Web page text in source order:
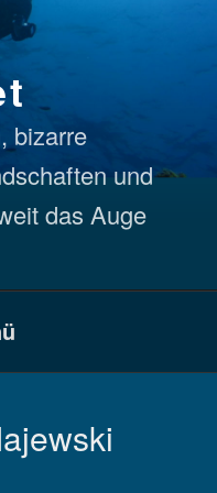
bizarre
und
das Auge